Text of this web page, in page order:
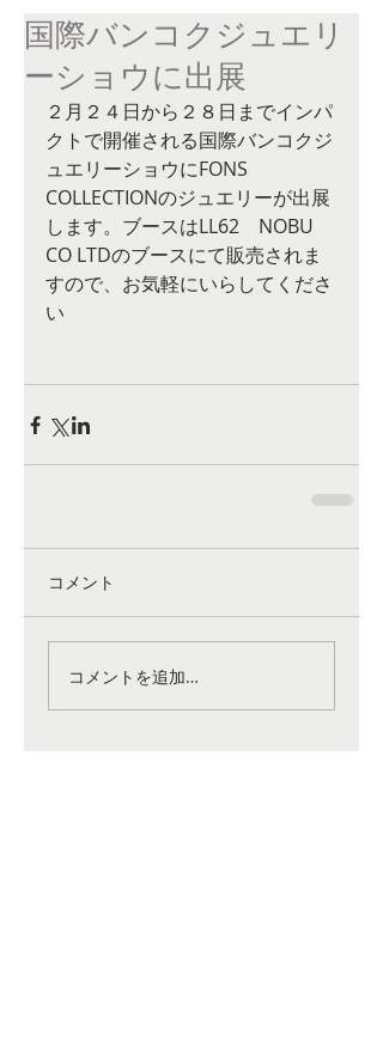
国際バンコクジュエリ
ーショウに出展
２月２４日から２８日までインパ
クトで開催される国際バンコクジ
ュエリーショウにFONS
COLLECTIONのジュエリーが出展
します。ブースはLL62　NOBU
CO LTDのブースにて販売されま
すので、お気軽にいらしてくださ
い
コメント
コメントを追加…